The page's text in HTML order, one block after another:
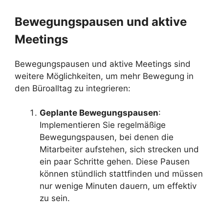
Bewegungspausen und aktive
Meetings
Bewegungspausen und aktive Meetings sind
weitere Möglichkeiten, um mehr Bewegung in
den Büroalltag zu integrieren:
Geplante Bewegungspausen:
Implementieren Sie regelmäßige
Bewegungspausen, bei denen die
Mitarbeiter aufstehen, sich strecken und
ein paar Schritte gehen. Diese Pausen
können stündlich stattfinden und müssen
nur wenige Minuten dauern, um effektiv
zu sein.